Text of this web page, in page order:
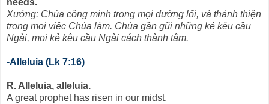
needs.
Xướng: Chúa công minh trong mọi đường lối, và thánh thiện
trong mọi việc Chúa làm. Chúa gần gũi những kẻ kêu cầu
Ngài, mọi kẻ kêu cầu Ngài cách thành tâm.
-Alleluia (Lk 7:16)
R. Alleluia, alleluia.
A great prophet has risen in our midst.